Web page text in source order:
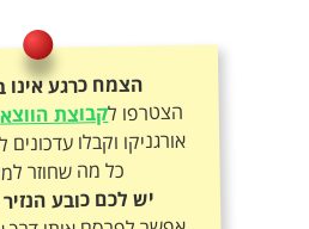
הצמח כרגע אינו
הצטרפו לקבוצת
כל מה שחוזר
יש לכם כובע